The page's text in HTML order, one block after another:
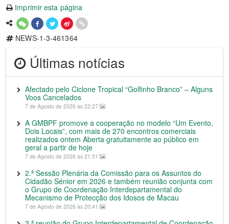
Imprimir esta página
NEWS-1-3-461364
Últimas notícias
Afectado pelo Ciclone Tropical “Golfinho Branco” – Alguns
Voos Cancelados
7 de Agosto de 2026 às 22:27
A GMBPF promove a cooperação no modelo “Um Evento,
Dois Locais”, com mais de 270 encontros comerciais
realizados ontem Aberta gratuitamente ao público em
geral a partir de hoje
7 de Agosto de 2026 às 21:31
2.ª Sessão Plenária da Comissão para os Assuntos do
Cidadão Sénior em 2026 e também reunião conjunta com
o Grupo de Coordenação Interdepartamental do
Mecanismo de Protecção dos Idosos de Macau
7 de Agosto de 2026 às 20:41